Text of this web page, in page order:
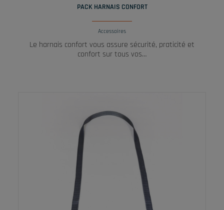
PACK HARNAIS CONFORT
Accessoires
Le harnais confort vous assure sécurité, praticité et
confort sur tous vos…